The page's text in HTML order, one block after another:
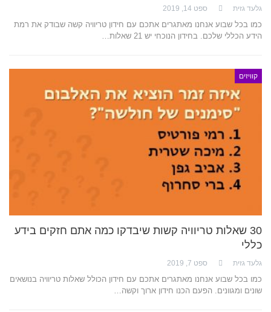
גלעד גזית ספט 14, 2019
כמו בכל שבוע אנחנו מאתגרים אתכם עם חידון טריוויה קשה שבודק את רמת
הידע הכללי שלכם. בחידון הנוכחי יש 21 שאלות…
קוויזים
30 שאלות טריוויה קשות שיבדקו כמה אתם חזקים בידע
כללי
גלעד גזית ספט 7, 2019
כמו בכל שבוע אנחנו מאתגרים אתכם עם חידון הכולל שאלות טריוויה בנושאים
שונים ומגוונים. הפעם הכנו חידון ארוך וקשה…